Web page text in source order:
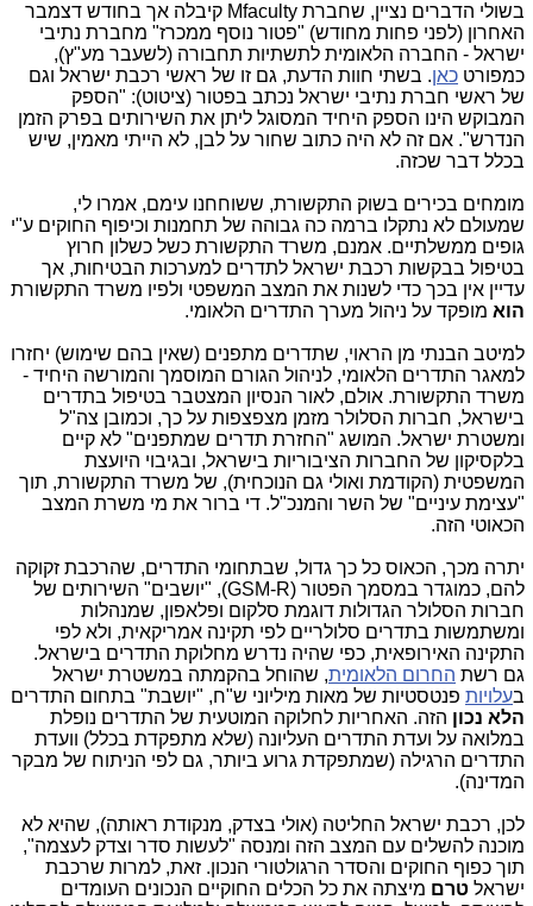
בשולי הדברים נציין, שחברת Mfaculty קיבלה אך בחודש דצמבר
האחרון (לפני פחות מחודש) "פטור נוסף ממכרז" מחברת נתיבי
ישראל - החברה הלאומית לתשתיות תחבורה (לשעבר מע"ץ),
כמפורט כאן. בשתי חוות הדעת, גם זו של ראשי רכבת ישראל וגם
של ראשי חברת נתיבי ישראל נכתב בפטור (ציטוט): "הספק
המבוקש הינו הספק היחיד המסוגל ליתן את השירותים בפרק הזמן
הנדרש". אם זה לא היה כתוב שחור על לבן, לא הייתי מאמין, שיש
בכלל דבר שכזה.
מומחים בכירים בשוק התקשורת, ששוחחנו עימם, אמרו לי,
שמעולם לא נתקלו ברמה כה גבוהה של תחמנות וכיפוף החוקים ע"י
גופים ממשלתיים. אמנם, משרד התקשורת כשל כשלון חרוץ
בטיפול בבקשות רכבת ישראל לתדרים למערכות הבטיחות, אך
עדיין אין בכך כדי לשנות את המצב המשפטי ולפיו משרד התקשורת
הוא מופקד על ניהול מערך התדרים הלאומי.
למיטב הבנתי מן הראוי, שתדרים מתפנים (שאין בהם שימוש) יחזרו
למאגר התדרים הלאומי, לניהול הגורם המוסמך והמורשה היחיד -
משרד התקשורת. אולם, לאור הנסיון המצטבר בטיפול בתדרים
בישראל, חברות הסלולר מזמן מצפצפות על כך, וכמובן צה"ל
ומשטרת ישראל. המושג "החזרת תדרים שמתפנים" לא קיים
בלקסיקון של החברות הציבוריות בישראל, ובגיבוי היועצת
המשפטית (הקודמת ואולי גם הנוכחית), של משרד התקשורת, תוך
"עצימת עיניים" של השר והמנכ"ל. די ברור את מי משרת המצב
הכאוטי הזה.
יתרה מכך, הכאוס כל כך גדול, שבתחומי התדרים, שהרכבת זקוקה
להם, כמוגדר במסמך הפטור (GSM-R), "יושבים" השירותים של
חברות הסלולר הגדולות דוגמת סלקום ופלאפון, שמנהלות
ומשתמשות בתדרים סלולריים לפי תקינה אמריקאית, ולא לפי
התקינה האירופאית, כפי שהיה נדרש מחלוקת התדרים בישראל.
גם רשת החרום הלאומית, שהוחל בהקמתה במשטרת ישראל
בעלויות פנטסטיות של מאות מיליוני ש"ח, "יושבת" בתחום התדרים
הלא נכון הזה. האחריות לחלוקה המוטעית של התדרים נופלת
במלואה על ועדת התדרים העליונה (שלא מתפקדת בכלל) וועדת
התדרים הרגילה (שמתפקדת גרוע ביותר, גם לפי הניתוח של מבקר
המדינה).
לכן, רכבת ישראל החליטה (אולי בצדק, מנקודת ראותה), שהיא לא
מוכנה להשלים עם המצב הזה ומנסה "לעשות סדר וצדק לעצמה",
תוך כפוף החוקים והסדר הרגולטורי הנכון. זאת, למרות שרכבת
ישראל טרם מיצתה את כל הכלים החוקיים הנכונים העומדים